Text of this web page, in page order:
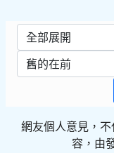
網友個人意見，
容，由